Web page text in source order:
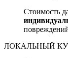
Стоимость
ЛОКАЛЬНЫЙ